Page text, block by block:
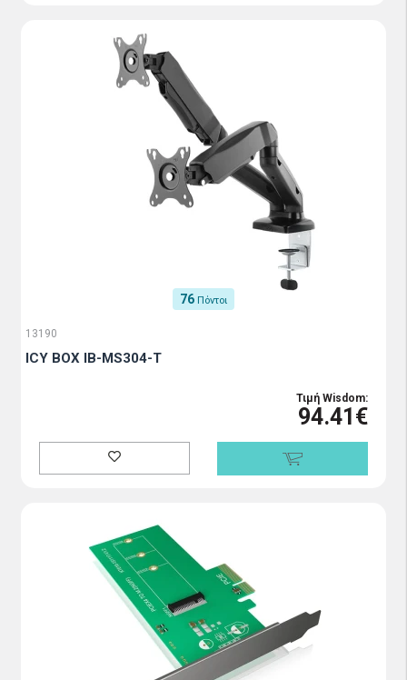
76 Πόντοι
13190
ICY BOX IB-MS304-T
Τιμή Wisdom:
94.41€